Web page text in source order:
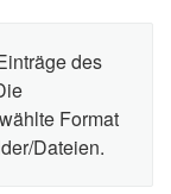
des
Format
Dateien.